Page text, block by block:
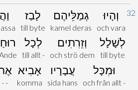
32
וְהָיוּ
och vara
גְמַלֵּיהֶם
kamel deras
לָבַז
till byte
לְשָׁלָל
till byte
וְזֵרִתִים
och strö dem
לְכָל
till allt -
רוּחַ
וּמִכָּל
och från allt -
עֲבָרָיו
sida hans
אָבִיא
komma
- -